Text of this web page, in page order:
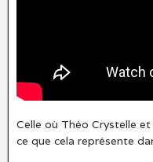
Celle où Théo Crystelle
ce que cela représente